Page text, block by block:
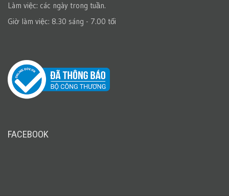
Làm việc: các ngày trong tuần.
Giờ làm việc: 8.30 sáng - 7.00 tối
FACEBOOK